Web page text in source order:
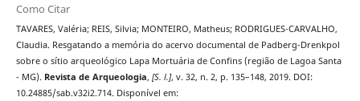
Como Citar
TAVARES, Valéria; REIS, Silvia; MONTEIRO, Matheus; RODRIGUES-CARVALHO,
Claudia. Resgatando a memória do acervo documental de Padberg-Drenkpol
sobre o sítio arqueológico Lapa Mortuária de Confins (região de Lagoa Santa
- MG). Revista de Arqueologia, [S. l.], v. 32, n. 2, p. 135–148, 2019. DOI:
10.24885/sab.v32i2.714. Disponível em: